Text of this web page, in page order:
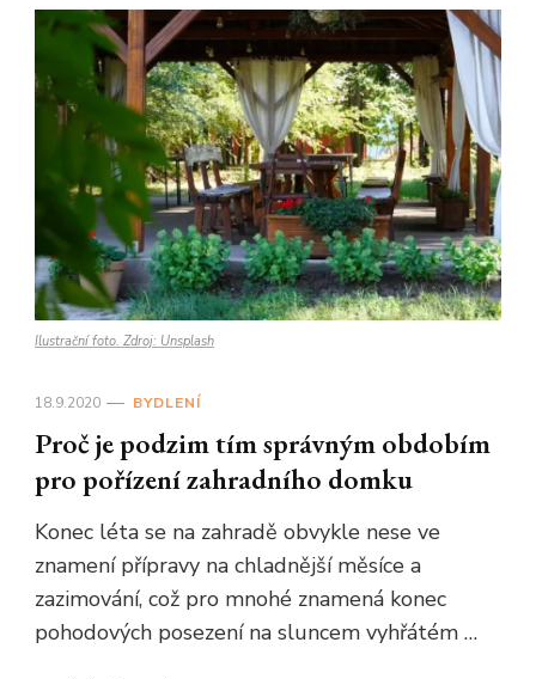
Ilustrační foto. Zdroj: Unsplash
18.9.2020 BYDLENÍ
Proč je podzim tím správným obdobím
pro pořízení zahradního domku
Konec léta se na zahradě obvykle nese ve
znamení přípravy na chladnější měsíce a
zazimování, což pro mnohé znamená konec
pohodových posezení na sluncem vyhřátém …